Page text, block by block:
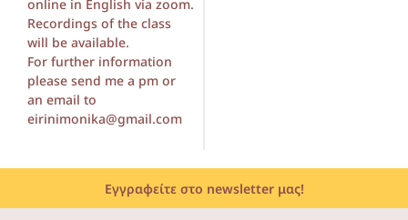
online in English via zoom.
Recordings of the class
will be available.
For further information
please send me a pm or
an email to
eirinimonika@gmail.com
Εγγραφείτε στο newsletter μας!